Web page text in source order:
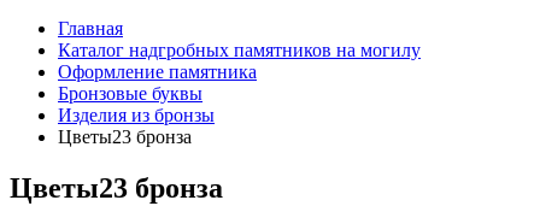
Главная
Каталог надгробных памятников на могилу
Оформление памятника
Бронзовые буквы
Изделия из бронзы
Цветы23 бронза
Цветы23 бронза